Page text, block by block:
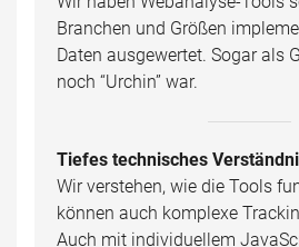
Branchen und Größen
Daten ausgewertet. Sogar als
noch “Urchin” war.
Tiefes technisches
Wir verstehen, wie die Tools
können auch komplexe
Auch mit individuellem